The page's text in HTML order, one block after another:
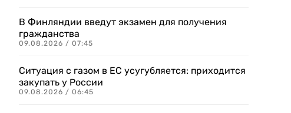
В Финляндии введут экзамен для получения
гражданства
09.08.2026 / 07:45
Ситуация с газом в ЕС усугубляется: приходится
закупать у России
09.08.2026 / 06:45